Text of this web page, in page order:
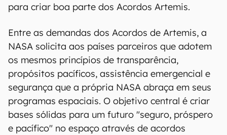
para criar boa parte dos Acordos Artemis.
Entre as demandas dos Acordos de Artemis, a
NASA solicita aos países parceiros que adotem
os mesmos princípios de transparência,
propósitos pacíficos, assistência emergencial e
segurança que a própria NASA abraça em seus
programas espaciais. O objetivo central é criar
bases sólidas para um futuro "seguro, próspero
e pacífico" no espaço através de acordos